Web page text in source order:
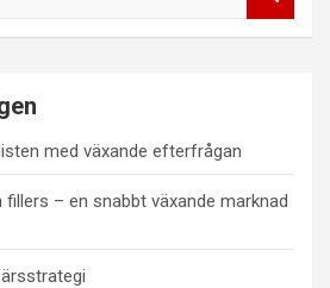
med växande efterfrågan
fillers – en snabbt växande marknad